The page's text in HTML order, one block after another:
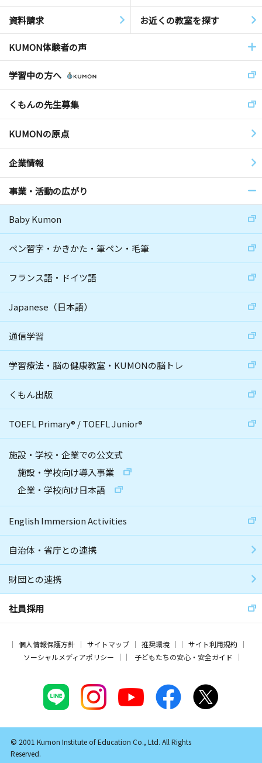
資料請求 お近くの教室を探す
KUMON体験者の声
学習中の方へ
くもんの先生募集
KUMONの原点
企業情報
事業・活動の広がり
Baby Kumon
ペン習字・かきかた・筆ペン・毛筆
フランス語・ドイツ語
Japanese（日本語）
通信学習
学習療法・脳の健康教室・KUMONの脳トレ
くもん出版
TOEFL Primary® /TOEFL Junior®
施設・学校・企業での公文式
施設・学校向け導入事業
企業・学校向け日本語
English Immersion Activities
自治体・省庁との連携
財団との連携
社員採用
個人情報保護方針 サイトマップ 推奨環境
サイト利用規約
ソーシャルメディアポリシー
子どもたちの安心・安全ガイド
© 2001 Kumon Institute of Education Co., Ltd. All Rights
Reserved.